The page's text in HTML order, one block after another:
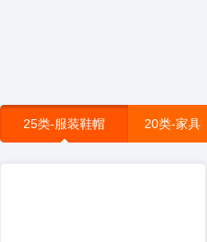
25类-服装鞋帽 20类-家具